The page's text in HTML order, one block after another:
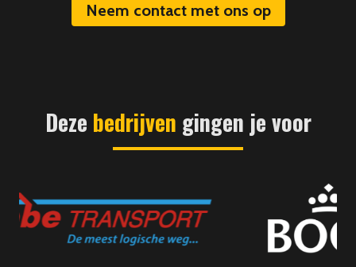
Neem contact met ons op
Deze bedrijven gingen je voor